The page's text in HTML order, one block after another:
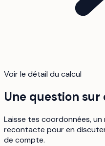
Voir le détail du calcul
Une question
Laisse tes coordonnées,
recontacte pour en
de compte.